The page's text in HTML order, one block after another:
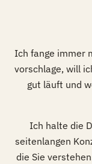
Ich fange immer
vorschlage, will
gut läuft und
Ich halte die
seitenlangen
die Sie